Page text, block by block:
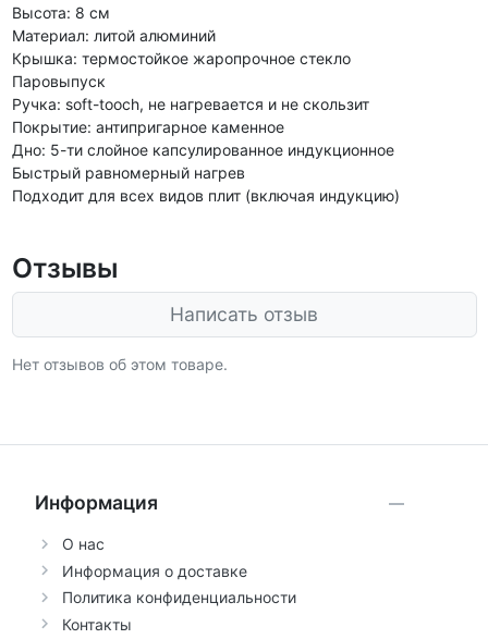
Высота: 8 см
Материал: литой алюминий
Крышка: термостойкое жаропрочное стекло
Паровыпуск
Ручка: soft-tooch, не нагревается и не скользит
Покрытие: антипригарное каменное
Дно: 5-ти слойное капсулированное индукционное
Быстрый равномерный нагрев
Подходит для всех видов плит (включая индукцию)
Отзывы
Написать отзыв
Нет отзывов об этом товаре.
Информация
О нас
Информация о доставке
Политика конфиденциальности
Контакты